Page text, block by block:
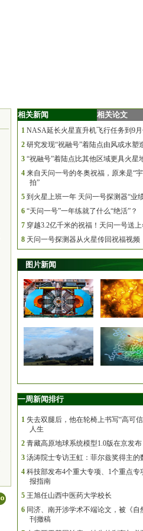
相关新闻 相关论文
1 NASA延长火星直升机飞行任务到9
2 研究发现“祝融号”着陆点由风或水塑
3 “祝融号”着陆点比其他区域更具火星
4 来自天问一号的冬奥祝福，原来是“
拍”
5 到火星上班一年 天问一号探测器“业
6 “天问一号”一年练就了什么“绝活”？
7 穿越3.2亿千米的祝福！天问一号送
8 天问一号探测器从火星传回祝福视频
图片新闻
一周新闻排行
1 失去双腿后，他在轮椅上书写“高可
人生
2 青藏高原地球系统模型1.0版在京发布
3 汤涛院士专访王虹：菲尔兹奖得主的
4 科技部发布4个重大专项、1个重点专
报指南
5 王旭任山西中医药大学校长
6 同济、南开涉学术不端论文，被《自
刊撤稿